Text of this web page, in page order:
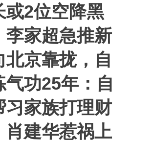
或2位空降黑
李家超急推新
北京靠拢，自
气功25年：自
习家族打理财
肖建华惹祸上